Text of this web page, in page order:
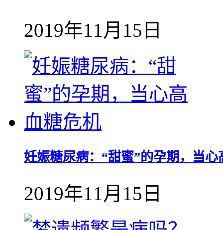
2019年11月15日
妊娠糖尿病：“甜蜜”的孕期，当心
2019年11月15日